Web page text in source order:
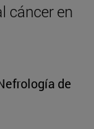
cáncer en
de